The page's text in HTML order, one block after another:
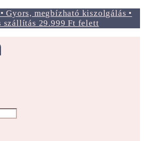
Gyors, megbízható kiszolgálás •
szállítás 29.999 Ft felett